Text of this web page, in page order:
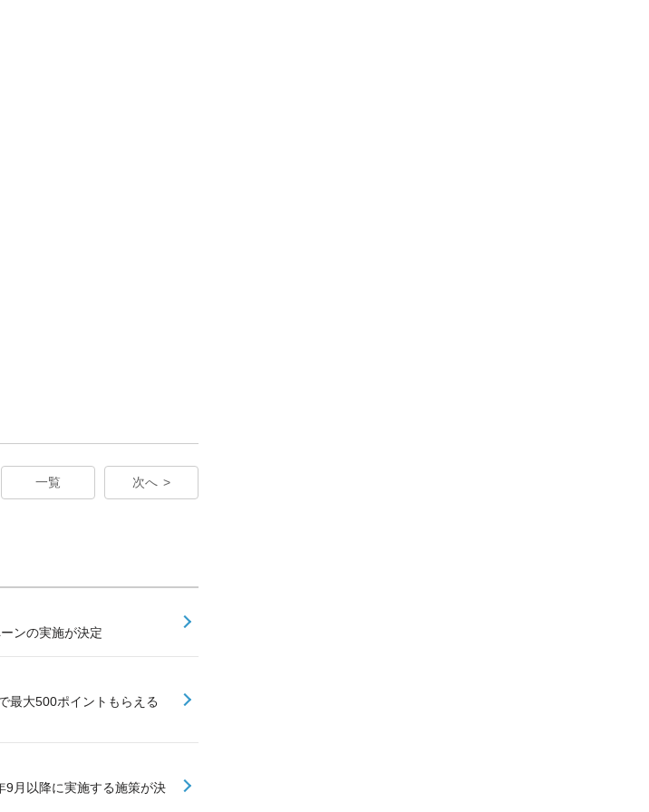
一覧 次へ
ンの実施が決定
最大500ポイントもらえる
9月以降に実施する施策が決